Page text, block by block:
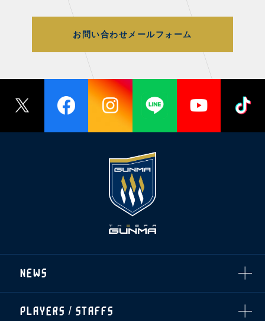
お問い合わせメールフォーム
NEWS
TOPICS
PLAYERS / STAFFS